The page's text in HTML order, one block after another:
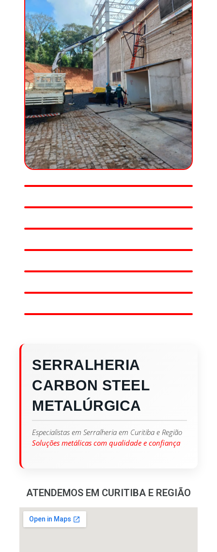
SERRALHERIA
CARBON STEEL
METALÚRGICA
Especialistas em Serralheria em Curitiba e Região
Soluções metálicas com qualidade e confiança
ATENDEMOS EM CURITIBA E REGIÃO